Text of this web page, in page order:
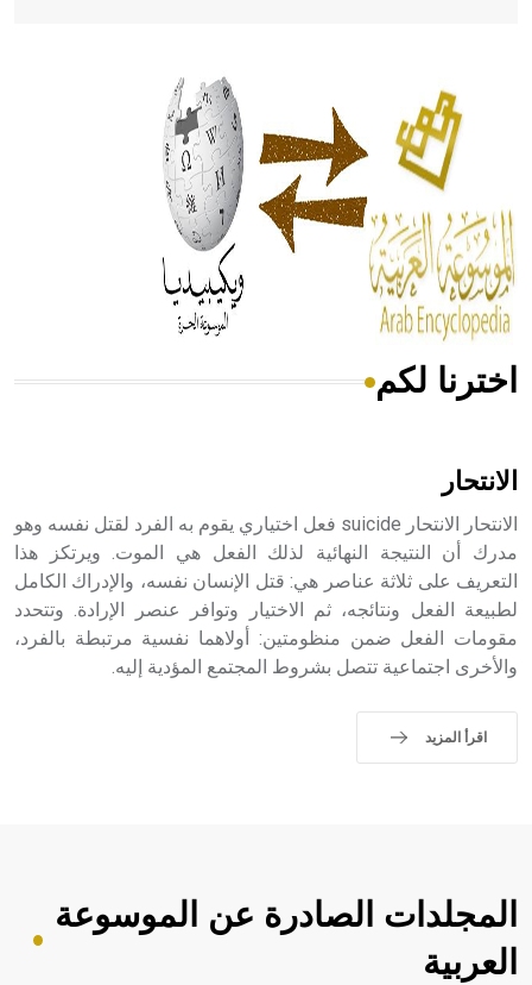
الحكم، الأدلة، تنظيم التغذية، ورسالته في جروح الرأس. ويعود
له الفضل بأنه حرر الطب من الدين والفلسفة.
- هل تعلم أن المرجان إفراز حيواني يتكون في البحر ويتركب
من مادة كربونات الكلسيوم، وهو أحمر أو شديد الحمرة وهو
أجود أنواعه، ويمتاز بكبر الحجم ويسمى الش
هل تعلم أن الأبسيد كلمة فرنسية اللفظ تم اعتمادها مصطلحاً
- هل تعلم أن أبجر Abgar اسم معروف جيداً يعود إلى عدد من
الملوك الذين حكموا مدينة إديسا (الرها) من أبجر الأول وحتى
التاسع، وهم ينتسبون إلى أسرة أوسروين
اخترنا لكم
الانتحار
الانتحار الانتحار suicide فعل اختياري يقوم به الفرد لقتل نفسه وهو
مدرك أن النتيجة النهائية لذلك الفعل هي الموت. ويرتكز هذا
التعريف على ثلاثة عناصر هي: قتل الإنسان نفسه، والإدراك الكامل
لطبيعة الفعل ونتائجه، ثم الاختيار وتوافر عنصر الإرادة. وتتحدد
مقومات الفعل ضمن منظومتين: أولاهما نفسية مرتبطة بالفرد،
والأخرى اجتماعية تتصل بشروط المجتمع المؤدية إليه.
اقرأ المزيد
المجلدات الصادرة عن الموسوعة
العربية